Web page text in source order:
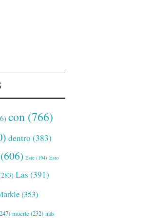
con (766)
dentro (383)
(606) Este (194) Esto
Las (391)
(353)
muerte (232) más